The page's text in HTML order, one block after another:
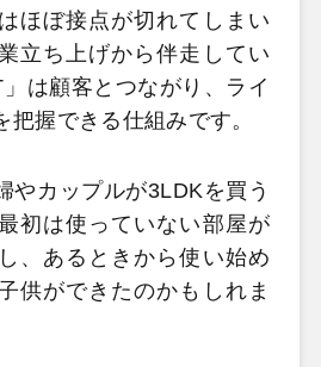
ほぼ接点が切れてしまい
立ち上げから伴走してい
は顧客とつながり、ライ
把握できる仕組みです。
やカップルが3LDKを買う
初は使っていない部屋が
、あるときから使い始め
供ができたのかもしれま